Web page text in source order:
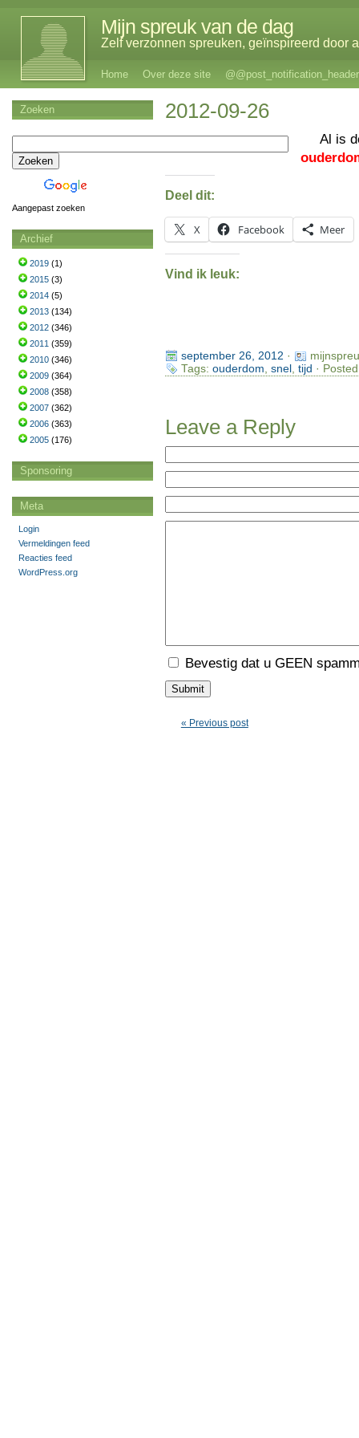
Mijn spreuk van de dag
Zelf verzonnen spreuken, geïnspireerd door
Home Over deze site @@post_notification_header
2012-09-26
Al is
Deel dit:
X Facebook Meer
Vind ik leuk:
september 26, 2012 ·
Tags: ouderdom snel tijd ·
Leave a Reply
Bevestig dat u GEEN
« Previous post
Zoeken
Aangepast zoeken
Archief
2019 (1)
2015 (3)
2014 (5)
2013 (134)
2012 (346)
2011 (359)
2010 (346)
2009 (364)
2008 (358)
2007 (362)
2006 (363)
2005 (176)
Sponsoring
Meta
Login
Vermeldingen feed
Reacties feed
WordPress.org